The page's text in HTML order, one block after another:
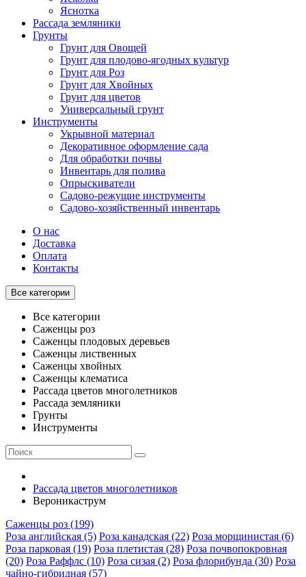
Яснотка
Рассада земляники
Грунты
Грунт для Овощей
Грунт для плодово-ягодных культур
Грунт для Роз
Грунт для Хвойных
Грунт для цветов
Универсальный грунт
Инструменты
Укрывной материал
Декоративное оформление сада
Для обработки почвы
Инвентарь для полива
Опрыскиватели
Садово-режущие инструменты
Садово-хозяйственный инвентарь
О нас
Доставка
Оплата
Контакты
Все категории
Все категории
Саженцы роз
Саженцы плодовых деревьев
Саженцы лиственных
Саженцы хвойных
Саженцы клематиса
Рассада цветов многолетников
Рассада земляники
Грунты
Инструменты
Рассада цветов многолетников
Вероникаструм
Саженцы роз (199)
Роза английская (5) Роза канадская (22) Роза морщинистая (6)
Роза парковая (19) Роза плетистая (28) Роза почвопокровная
(20) Роза Раффлс (10) Роза сизая (2) Роза флорибунда (30) Роза
чайно-гибридная (57)